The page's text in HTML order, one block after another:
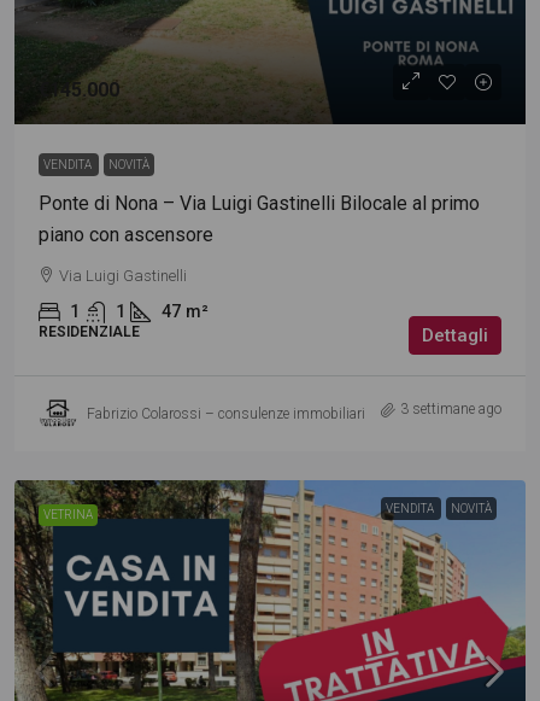
€145.000
VENDITA NOVITÀ
Ponte di Nona – Via Luigi Gastinelli Bilocale al primo
piano con ascensore
Via Luigi Gastinelli
1 1 47 m²
RESIDENZIALE Dettagli
Fabrizio Colarossi – consulenze immobiliari 3 settimane ago
VETRINA VENDITA NOVITÀ